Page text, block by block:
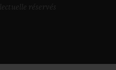
réservés